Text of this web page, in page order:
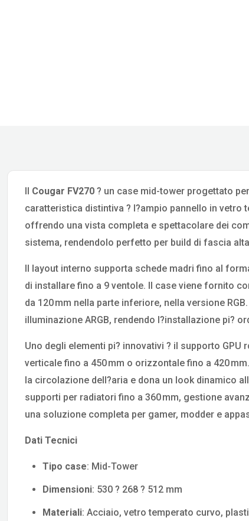
Cougar FV270 ? un case mid-tower progettato
caratteristica distintiva ? l?ampio pannello in vetro
offrendo una vista completa e spettacolare dei
sistema, rendendolo perfetto per build di fascia
Il layout interno supporta schede madri fino al
di installare fino a 9 ventole. Il case viene fornito
da 120 mm nella parte inferiore, nella versione
illuminazione ARGB, rendendo l?installazione pi?
Uno degli elementi pi? innovativi ? il supporto
verticale fino a 450 mm o orizzontale fino a 420
la circolazione dell?aria e dona un look dinamico
supporti per radiatori fino a 360 mm, gestione
una soluzione completa per gamer, modder e
Dati Tecnici
Tipo case: Mid-Tower
Dimensioni: 530 ? 268 ? 512 mm
Materiali: Acciaio, vetro temperato curvo,